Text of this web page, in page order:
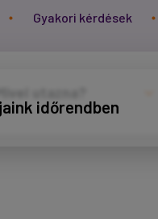
Gyakori kérdések
időrendben